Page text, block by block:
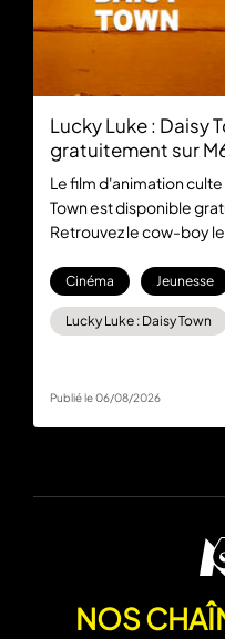
Lucky Luke : Daisy
gratuitement sur
Le film d'animation culte
Town est disponible
Retrouvez le cow-boy
abonnement.
Cinéma Jeunesse
Lucky Luke : Daisy Town
Publié le 06/08/2026
NOS